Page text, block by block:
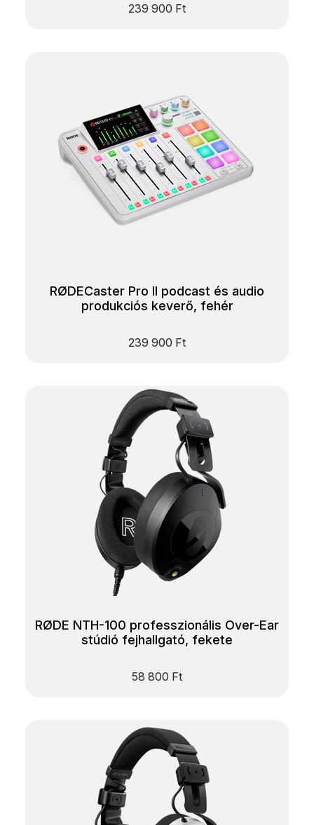
239 900 Ft
RØDECaster Pro II podcast és audio
produkciós keverő, fehér
239 900 Ft
RØDE NTH-100 professzionális Over-Ear
stúdió fejhallgató, fekete
58 800 Ft